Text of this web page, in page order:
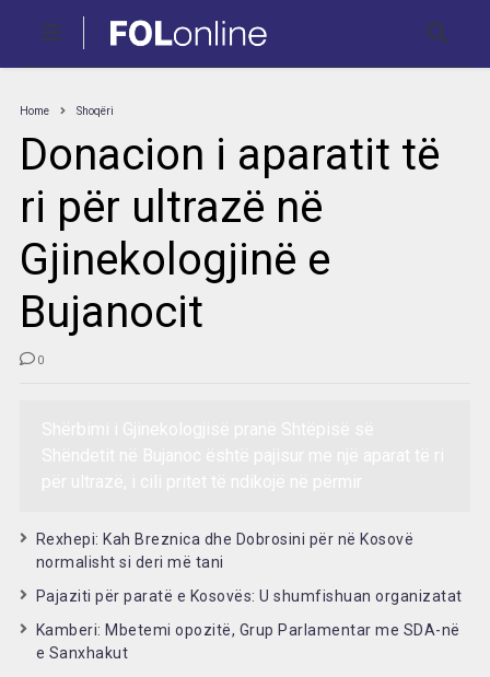
Home Shoqëri
Donacion i aparatit të
ri për ultrazë në
Gjinekologjinë e
Bujanocit
0
Rexhepi: Kah Breznica dhe Dobrosini për në Kosovë
normalisht si deri më tani
Pajaziti për paratë e Kosovës: U shumfishuan organizatat
Kamberi: Mbetemi opozitë, Grup Parlamentar me SDA-në
e Sanxhakut